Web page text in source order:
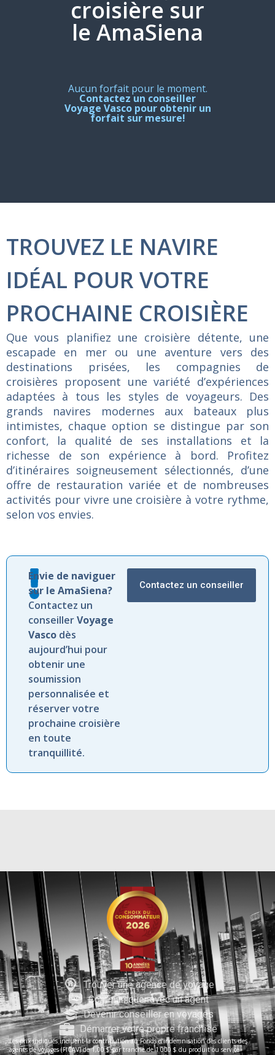
croisière sur
le AmaSiena
Aucun forfait pour le moment.
Contactez un conseiller
Voyage Vasco pour obtenir un
forfait sur mesure!
TROUVEZ LE NAVIRE
IDÉAL POUR VOTRE
PROCHAINE CROISIÈRE
Que vous planifiez une croisière détente, une
escapade en mer ou une aventure vers des
destinations prisées, les compagnies de
croisières proposent une variété d’expériences
adaptées à tous les styles de voyageurs. Des
grands navires modernes aux bateaux plus
intimistes, chaque option se distingue par son
confort, la qualité de ses installations et la
richesse de son expérience à bord. Profitez
d’itinéraires soigneusement sélectionnés, d’une
offre de restauration variée et de nombreuses
activités pour vivre une croisière à votre rythme,
selon vos envies.
Envie de naviguer
sur le AmaSiena?
Contactez un
conseillerVoyage
Vasco dès
aujourd’hui pour
obtenir une
soumission
personnalisée et
réserver votre
prochaine croisière
en toute
tranquillité.
Contactez un conseiller
Trouver une agence de voyage
Communiquer avec un agent
Devenir conseiller en voyages
Démarrer votre propre franchise
Les prix indiqués incluent la contribution au Fonds d’indemnisation des clients des
agents de voyages (FICAV) de 1,00 $ par tranche de 1 000 $ du produit ou service